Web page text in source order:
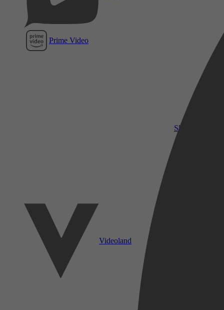
Prime Video
SkyShowtime
Videoland